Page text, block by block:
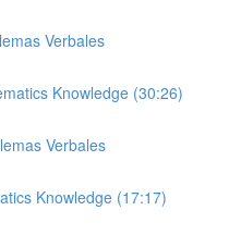
Verbales
Knowledge (30:26)
Verbales
Knowledge (17:17)